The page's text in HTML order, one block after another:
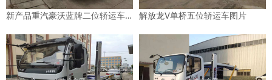
新产品重汽豪沃蓝牌二位轿运车发车图片 解放龙Ⅴ单桥五位轿运车图片